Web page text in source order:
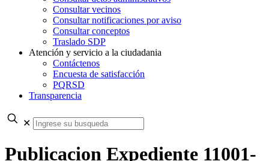
Consultar vecinos
Consultar notificaciones por aviso
Consultar conceptos
Traslado SDP
Atención y servicio a la ciudadania
Contáctenos
Encuesta de satisfacción
PQRSD
Transparencia
✕
Publicacion Expediente 11001-